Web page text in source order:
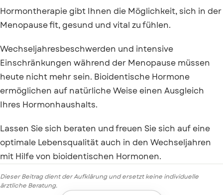
Hormontherapie gibt Ihnen die Möglichkeit, sich in der
Menopause fit, gesund und vital zu fühlen.
Wechseljahresbeschwerden und intensive
Einschränkungen während der Menopause müssen
heute nicht mehr sein. Bioidentische Hormone
ermöglichen auf natürliche Weise einen Ausgleich
Ihres Hormonhaushalts.
Lassen Sie sich beraten und freuen Sie sich auf eine
optimale Lebensqualität auch in den Wechseljahren
mit Hilfe von bioidentischen Hormonen.
Dieser Beitrag dient der Aufklärung und ersetzt keine individuelle
ärztliche Beratung.